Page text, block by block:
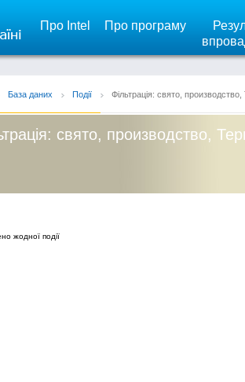
Про Intel Про програму
База даних Події Фільтрація: свято,
свято, производство,
жодної події